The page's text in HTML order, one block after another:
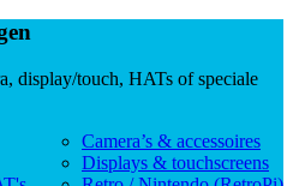
display/touch, HATs of speciale
Camera’s & accessoires
Displays & touchscreens